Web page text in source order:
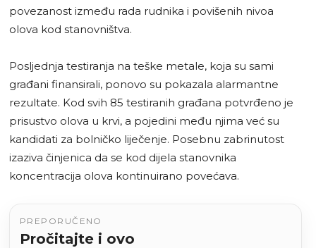
povezanost između rada rudnika i povišenih nivoa
olova kod stanovništva.
Posljednja testiranja na teške metale, koja su sami
građani finansirali, ponovo su pokazala alarmantne
rezultate. Kod svih 85 testiranih građana potvrđeno je
prisustvo olova u krvi, a pojedini među njima već su
kandidati za bolničko liječenje. Posebnu zabrinutost
izaziva činjenica da se kod dijela stanovnika
koncentracija olova kontinuirano povećava.
PREPORUČENO
Pročitajte i ovo